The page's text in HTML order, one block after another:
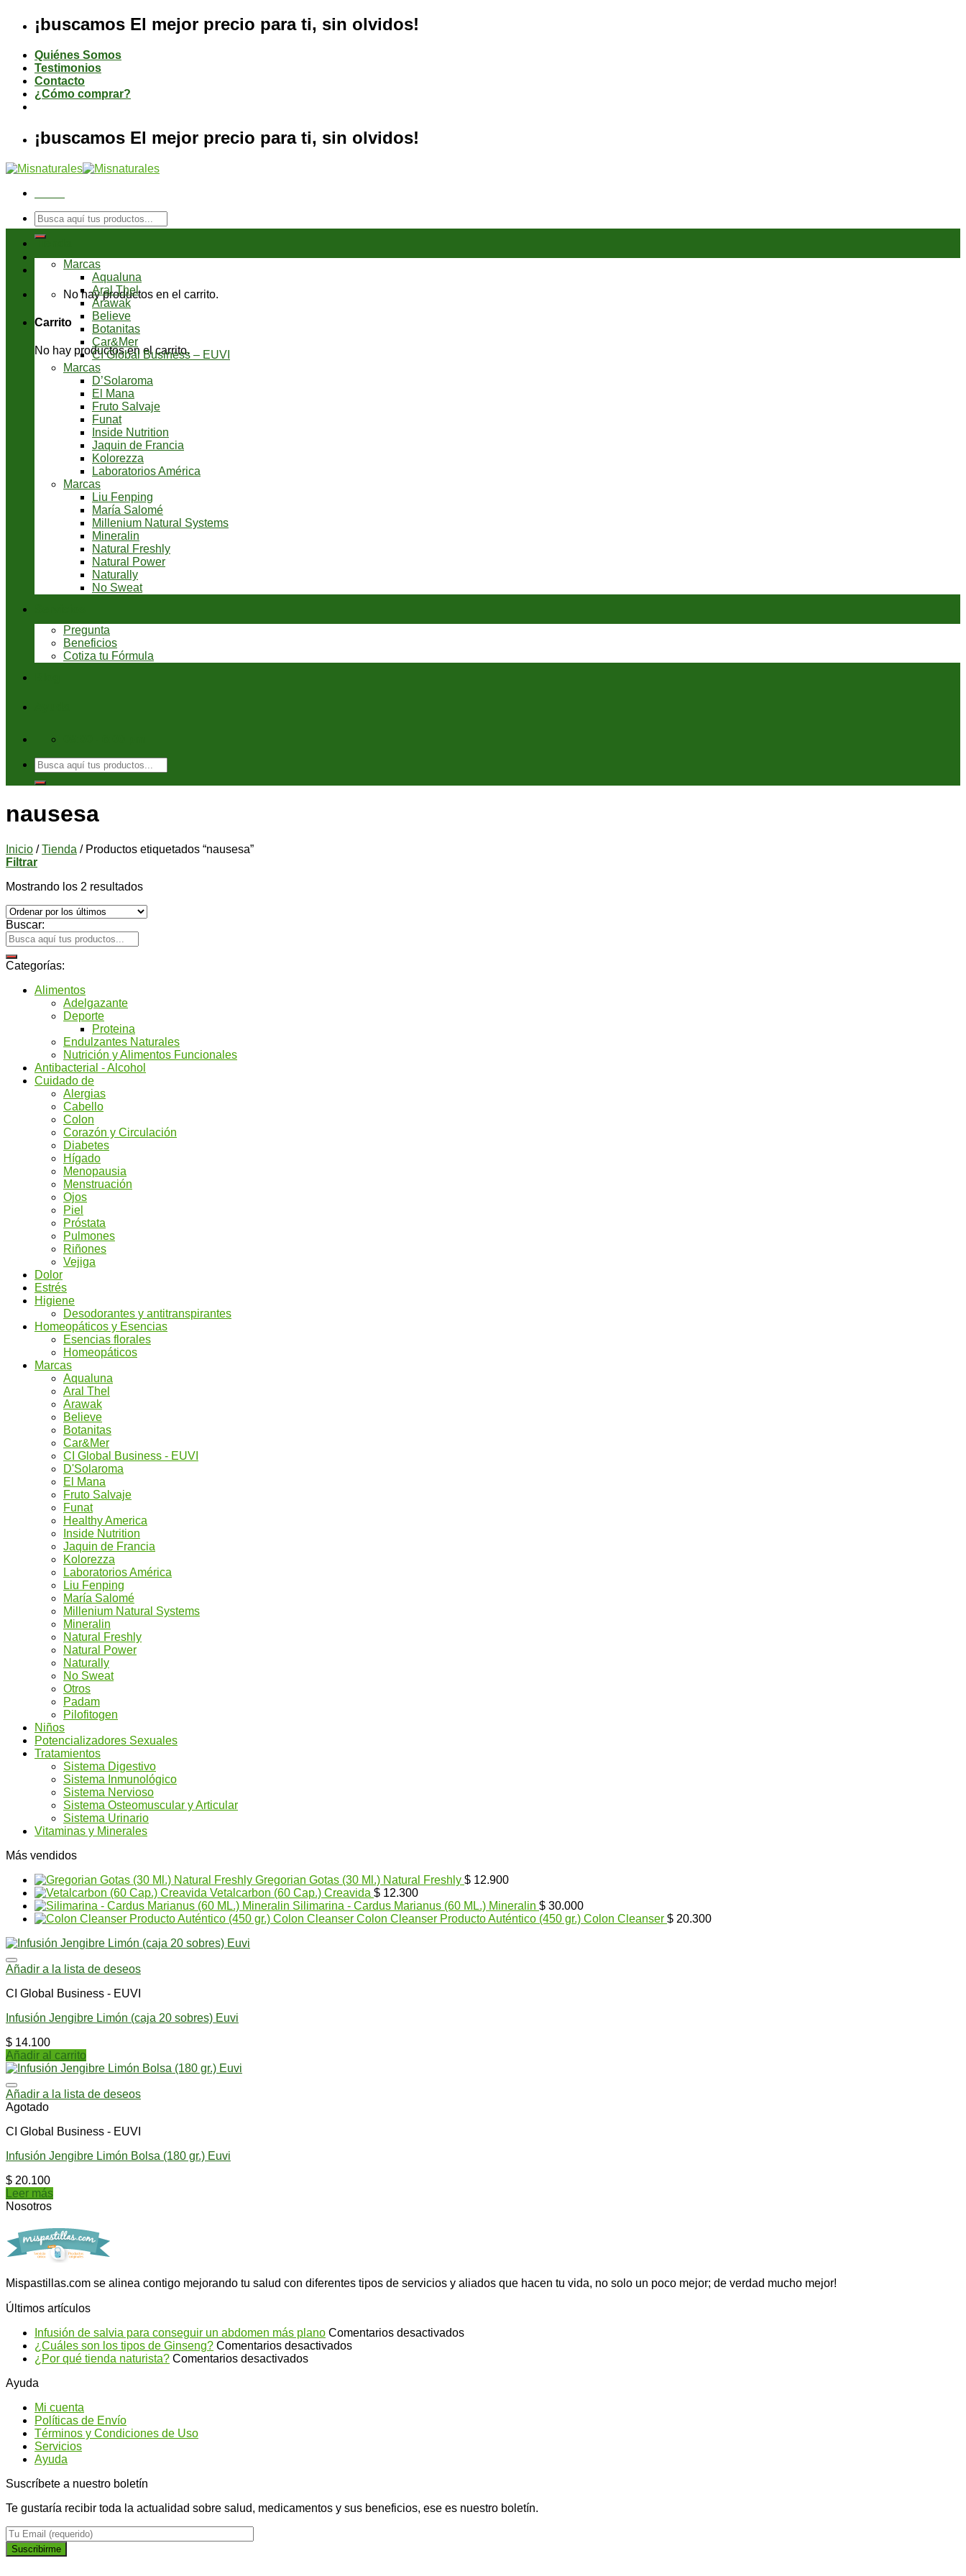
¡buscamos El mejor precio para ti, sin olvidos!
Quiénes Somos
Testimonios
Contacto
¿Cómo comprar?
¡buscamos El mejor precio para ti, sin olvidos!
Buscar
por:
No hay productos en el carrito.
Carrito
No hay productos en el carrito.
Marcas
Aqualuna
Aral Thel
Arawak
Believe
Botanitas
Car&Mer
CI Global Business – EUVI
Marcas
D’Solaroma
El Mana
Fruto Salvaje
Funat
Inside Nutrition
Jaquin de Francia
Kolorezza
Laboratorios América
Marcas
Liu Fenping
María Salomé
Millenium Natural Systems
Mineralin
Natural Freshly
Natural Power
Naturally
No Sweat
Pregunta
Beneficios
Cotiza tu Fórmula
Buscar
por:
nausesa
Inicio / Tienda /Productos etiquetados “nausesa”
Filtrar
Mostrando los 2 resultados
Buscar:
Categorías:
Alimentos
Adelgazante
Deporte
Proteina
Endulzantes Naturales
Nutrición y Alimentos Funcionales
Antibacterial - Alcohol
Cuidado de
Alergias
Cabello
Colon
Corazón y Circulación
Diabetes
Hígado
Menopausia
Menstruación
Ojos
Piel
Próstata
Pulmones
Riñones
Vejiga
Dolor
Estrés
Higiene
Desodorantes y antitranspirantes
Homeopáticos y Esencias
Esencias florales
Homeopáticos
Marcas
Aqualuna
Aral Thel
Arawak
Believe
Botanitas
Car&Mer
CI Global Business - EUVI
D'Solaroma
El Mana
Fruto Salvaje
Funat
Healthy America
Inside Nutrition
Jaquin de Francia
Kolorezza
Laboratorios América
Liu Fenping
María Salomé
Millenium Natural Systems
Mineralin
Natural Freshly
Natural Power
Naturally
No Sweat
Otros
Padam
Pilofitogen
Niños
Potencializadores Sexuales
Tratamientos
Sistema Digestivo
Sistema Inmunológico
Sistema Nervioso
Sistema Osteomuscular y Articular
Sistema Urinario
Vitaminas y Minerales
Más vendidos
Gregorian Gotas (30 Ml.) Natural Freshly $ 12.900
Vetalcarbon (60 Cap.) Creavida $ 12.300
Silimarina - Cardus Marianus (60 ML.) Mineralin $ 30.000
Colon Cleanser Producto Auténtico (450 gr.) Colon Cleanser $ 20.300
Añadir a la lista de deseos
CI Global Business - EUVI
Infusión Jengibre Limón (caja 20 sobres) Euvi
$ 14.100
Añadir al carrito
Añadir a la lista de deseos
Agotado
CI Global Business - EUVI
Infusión Jengibre Limón Bolsa (180 gr.) Euvi
$ 20.100
Leer más
Nosotros
Mispastillas.com se alinea contigo mejorando tu salud con diferentes tipos de servicios y aliados que hacen tu vida, no solo un poco mejor; de verdad mucho mejor!
Últimos artículos
Infusión de salvia para conseguir un abdomen más plano Comentarios desactivadosen
¿Cuáles son los tipos de Ginseng? Comentarios desactivadosen
¿Por qué tienda naturista? Comentarios desactivadosen
Ayuda
Mi cuenta
Políticas de Envío
Términos y Condiciones de Uso
Servicios
Ayuda
Suscríbete a nuestro boletín
Te gustaría recibir toda la actualidad sobre salud, medicamentos y sus beneficios, ese es nuestro boletín.